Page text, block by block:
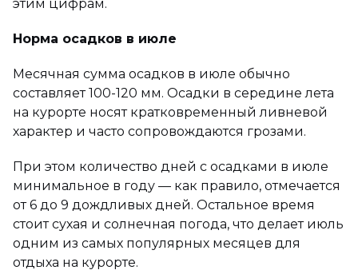
этим цифрам.
Норма осадков в июле
Месячная сумма осадков в июле обычно
составляет 100-120 мм. Осадки в середине лета
на курорте носят кратковременный ливневой
характер и часто сопровождаются грозами.
При этом количество дней с осадками в июле
минимальное в году — как правило, отмечается
от 6 до 9 дождливых дней. Остальное время
стоит сухая и солнечная погода, что делает июль
одним из самых популярных месяцев для
отдыха на курорте.